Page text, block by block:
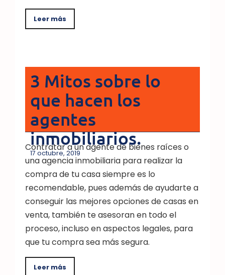
Leer más
3 Mitos sobre lo
que hacen los
agentes
inmobiliarios.
17 octubre, 2019
Contratar a un agente de bienes raíces o
una agencia inmobiliaria para realizar la
compra de tu casa siempre es lo
recomendable, pues además de ayudarte a
conseguir las mejores opciones de casas en
venta, también te asesoran en todo el
proceso, incluso en aspectos legales, para
que tu compra sea más segura.
Leer más